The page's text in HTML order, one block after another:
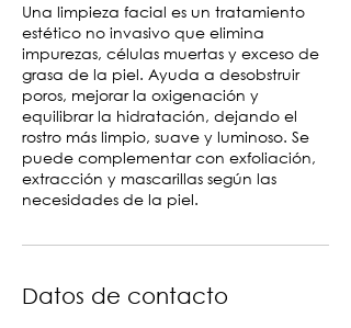
Una limpieza facial es un tratamiento
estético no invasivo que elimina
impurezas, células muertas y exceso de
grasa de la piel. Ayuda a desobstruir
poros, mejorar la oxigenación y
equilibrar la hidratación, dejando el
rostro más limpio, suave y luminoso. Se
puede complementar con exfoliación,
extracción y mascarillas según las
necesidades de la piel.
Datos de contacto